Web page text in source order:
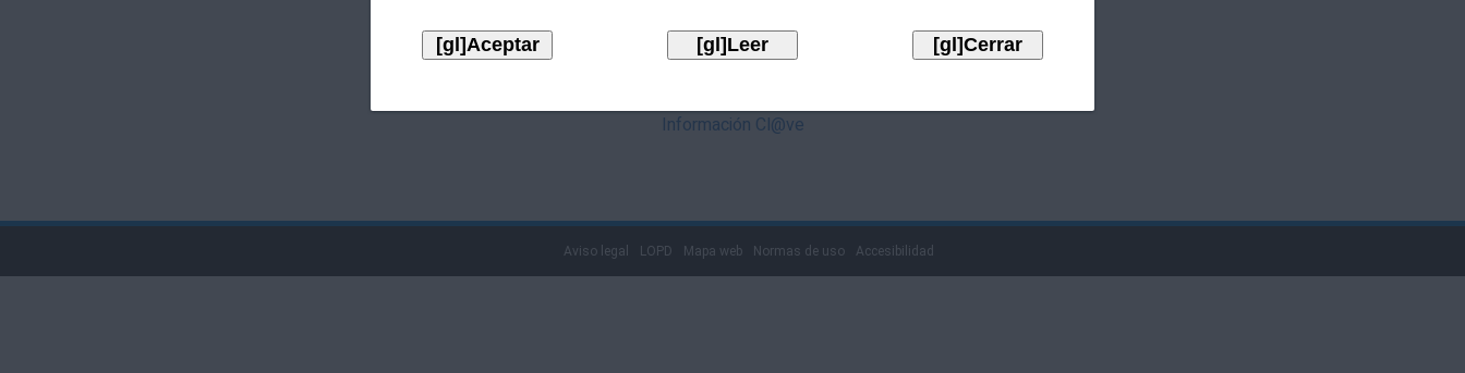
Información Cl@ve
Aviso legal LOPD Mapa web Normas de uso Accesibilidad